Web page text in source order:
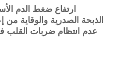
ارتفاع ضغط الدم
الذبحة الصدرية والوقاية من
عدم انتظام ضربات القلب